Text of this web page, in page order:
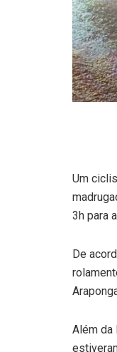
Um
3h para
De
Além da